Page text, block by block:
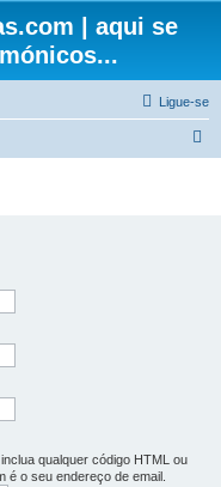
| aqui se
Ligue-se
qualquer código HTML ou
é o seu endereço de email.